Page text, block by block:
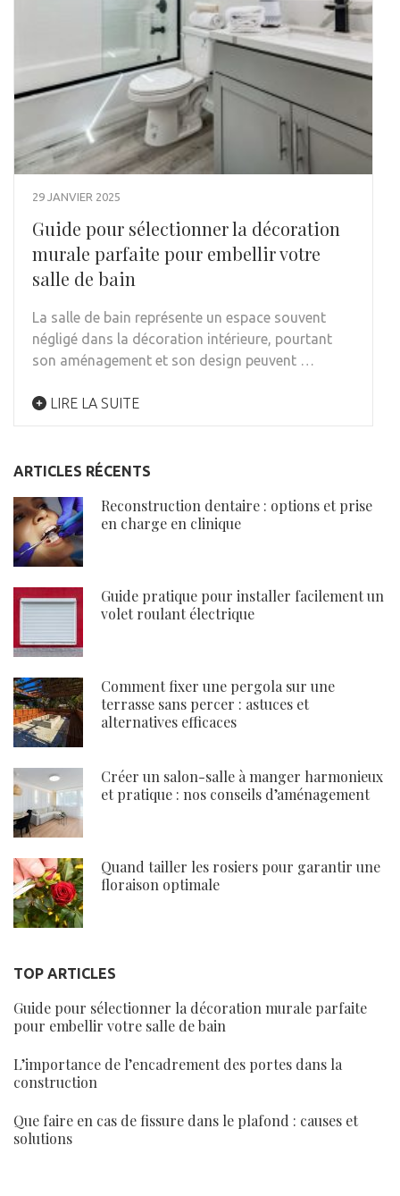
29 JANVIER 2025
Guide pour sélectionner la décoration
murale parfaite pour embellir votre
salle de bain
La salle de bain représente un espace souvent
négligé dans la décoration intérieure, pourtant
son aménagement et son design peuvent …
LIRE LA SUITE
ARTICLES RÉCENTS
Reconstruction dentaire : options et prise
en charge en clinique
Guide pratique pour installer facilement un
volet roulant électrique
Comment fixer une pergola sur une
terrasse sans percer : astuces et
alternatives efficaces
Créer un salon-salle à manger harmonieux
et pratique : nos conseils d’aménagement
Quand tailler les rosiers pour garantir une
floraison optimale
TOP ARTICLES
Guide pour sélectionner la décoration murale parfaite
pour embellir votre salle de bain
L’importance de l’encadrement des portes dans la
construction
Que faire en cas de fissure dans le plafond : causes et
solutions